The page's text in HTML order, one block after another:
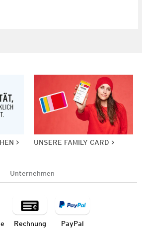
UNSERE FAMILY CARD
Unternehmen
Rechnung PayPal